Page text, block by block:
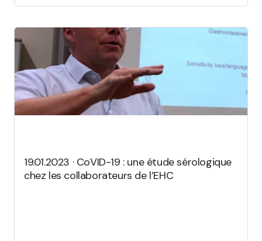
19.01.2023 · CoVID-19 : une étude sérologique
chez les collaborateurs de l’EHC